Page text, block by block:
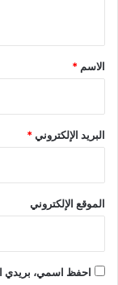
*
الاسم *
البريد الإلكتروني*
الموقع الإلكتروني
احفظ اسمي، بريدي